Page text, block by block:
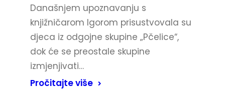
Današnjem upoznavanju s
knjižničarom Igorom prisustvovala su
djeca iz odgojne skupine „Pčelice“,
dok će se preostale skupine
izmjenjivati…
Pročitajte više